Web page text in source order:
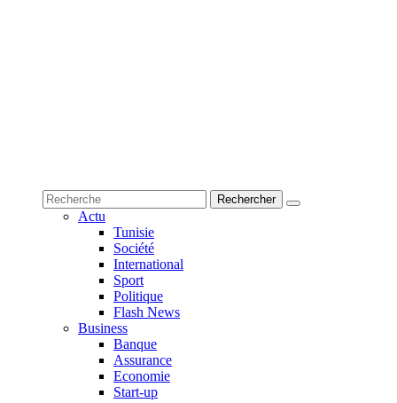
Actu
Tunisie
Société
International
Sport
Politique
Flash News
Business
Banque
Assurance
Economie
Start-up